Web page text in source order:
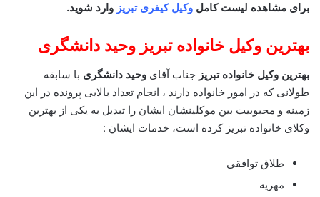
برای مشاهده لیست کامل وکیل کیفری تبریز وارد شوید.
بهترین وکیل خانواده تبریز وحید دانشگری
بهترین وکیل خانواده تبریز جناب آقای وحید دانشگری با سابقه
طولانی که در امور خانواده دارند ، انجام تعداد بالایی پرونده در این
زمینه و محبوبیت بین موکلینشان ایشان را تبدیل به یکی از بهترین
وکلای خانواده تبریز کرده است، خدمات ایشان :
طلاق توافقی
مهریه